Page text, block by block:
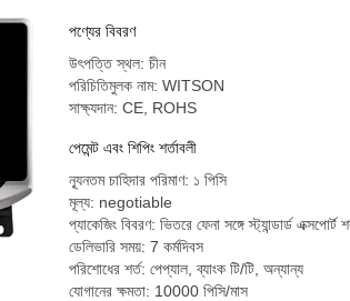
পণ্যের বিবরণ
উৎপত্তি স্থল: চীন
পরিচিতিমুলক নাম: WITSON
সাক্ষ্যদান: CE, ROHS
পেমেন্ট এবং শিপিং শর্তাবলী
ন্যূনতম চাহিদার পরিমাণ: ১ পিসি
মূল্য: negotiable
প্যাকেজিং বিবরণ: ভিতরে ফেনা সঙ্গে স্ট্যান্ডার্ড
ডেলিভারি সময়: 7 কর্মদিবস
পরিশোধের শর্ত: পেপ্যাল, ব্যাংক টি/টি, অন্যান্য
যোগানের ক্ষমতা: 10000 পিসি/মাস